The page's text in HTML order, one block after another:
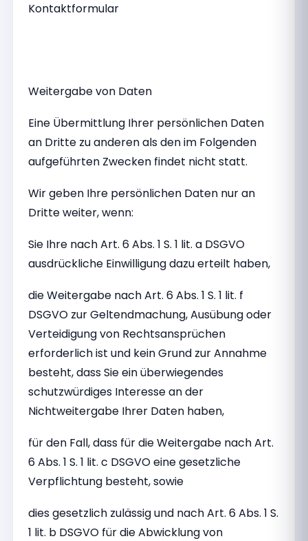
Kontaktformular
Weitergabe von Daten
Eine Übermittlung Ihrer persönlichen Daten
an Dritte zu anderen als den im Folgenden
aufgeführten Zwecken findet nicht statt.
Wir geben Ihre persönlichen Daten nur an
Dritte weiter, wenn:
Sie Ihre nach Art. 6 Abs. 1 S. 1 lit. a DSGVO
ausdrückliche Einwilligung dazu erteilt haben,
die Weitergabe nach Art. 6 Abs. 1 S. 1 lit. f
DSGVO zur Geltendmachung, Ausübung oder
Verteidigung von Rechtsansprüchen
erforderlich ist und kein Grund zur Annahme
besteht, dass Sie ein überwiegendes
schutzwürdiges Interesse an der
Nichtweitergabe Ihrer Daten haben,
für den Fall, dass für die Weitergabe nach Art.
6 Abs. 1 S. 1 lit. c DSGVO eine gesetzliche
Verpflichtung besteht, sowie
dies gesetzlich zulässig und nach Art. 6 Abs. 1 S.
1 lit. b DSGVO für die Abwicklung von